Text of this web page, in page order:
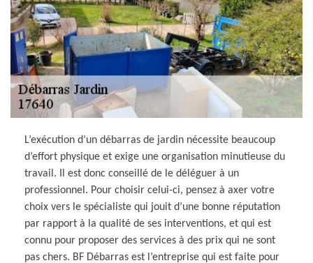
L’exécution d’un débarras de jardin nécessite beaucoup
d’effort physique et exige une organisation minutieuse du
travail. Il est donc conseillé de le déléguer à un
professionnel. Pour choisir celui-ci, pensez à axer votre
choix vers le spécialiste qui jouit d’une bonne réputation
par rapport à la qualité de ses interventions, et qui est
connu pour proposer des services à des prix qui ne sont
pas chers. BF Débarras est l’entreprise qui est faite pour